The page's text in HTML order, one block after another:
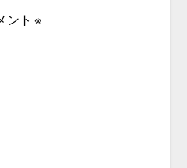
ント ※